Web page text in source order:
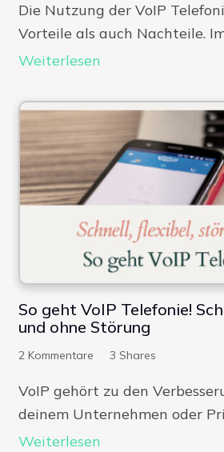
Die Nutzung der VoIP
Vorteile als auch Nachteile.
Weiterlesen
So geht VoIP Telefonie!
und ohne Störung
2 Kommentare 3 Shares
VoIP gehört zu den
deinem Unternehmen oder
Weiterlesen